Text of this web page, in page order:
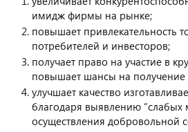
имидж фирмы на рынке;
повышает привлекательность
потребителей и инвесторов;
получает право на участие в
повышает шансы на получение
улучшает качество
благодаря выявлению “слабых
осуществления добровольной